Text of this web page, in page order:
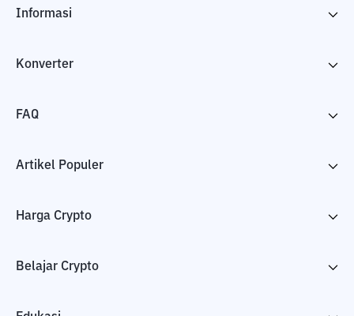
Informasi
Konverter
FAQ
Artikel Populer
Harga Crypto
Belajar Crypto